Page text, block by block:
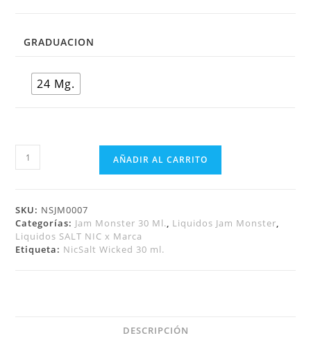
GRADUACION
24 Mg.
AÑADIR AL CARRITO
SKU: NSJM0007
Categorías: Jam Monster 30 Ml., Liquidos Jam Monster,
Liquidos SALT NIC x Marca
Etiqueta: NicSalt Wicked 30 ml.
DESCRIPCIÓN